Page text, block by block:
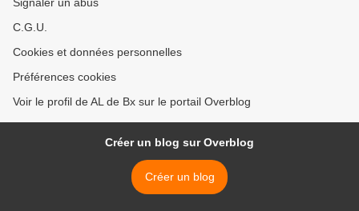
C.G.U.
Cookies et données personnelles
Préférences cookies
Voir le profil de AL de Bx sur le portail Overblog
Créer un blog sur Overblog
Créer un blog